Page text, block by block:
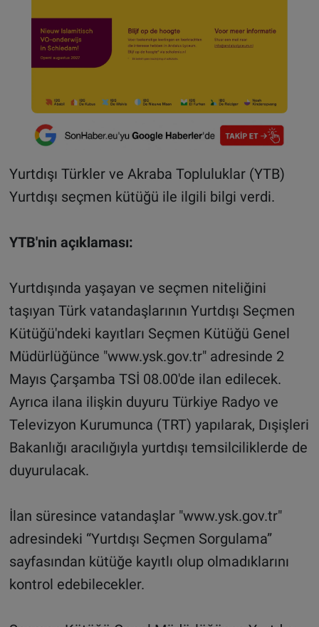
Yurtdışı Türkler ve Akraba Topluluklar (YTB)
Yurtdışı seçmen kütüğü ile ilgili bilgi verdi.
YTB'nin açıklaması:
Yurtdışında yaşayan ve seçmen niteliğini
taşıyan Türk vatandaşlarının Yurtdışı Seçmen
Kütüğü'ndeki kayıtları Seçmen Kütüğü Genel
Müdürlüğünce "www.ysk.gov.tr" adresinde 2
Mayıs Çarşamba TSİ 08.00'de ilan edilecek.
Ayrıca ilana ilişkin duyuru Türkiye Radyo ve
Televizyon Kurumunca (TRT) yapılarak, Dışişleri
Bakanlığı aracılığıyla yurtdışı temsilciliklerde de
duyurulacak.
İlan süresince vatandaşlar "www.ysk.gov.tr"
adresindeki “Yurtdışı Seçmen Sorgulama”
sayfasından kütüğe kayıtlı olup olmadıklarını
kontrol edebilecekler.